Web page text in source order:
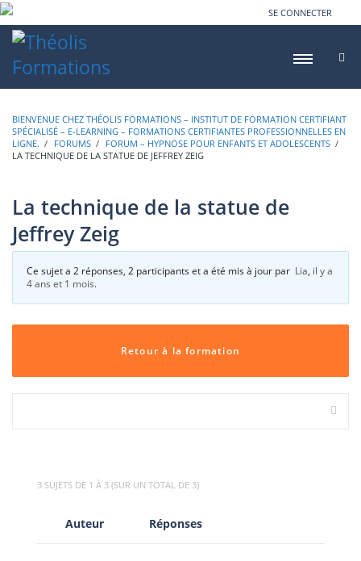
SE CONNECTER
BIENVENUE CHEZ THÉOLIS FORMATIONS – INSTITUT DE FORMATION CERTIFIANT
SPÉCIALISÉ – E-LEARNING – FORMATIONS CERTIFIANTES PROFESSIONNELLES EN
LIGNE.
FORUMS FORUM – HYPNOSE POUR ENFANTS ET ADOLESCENTS
LA TECHNIQUE DE LA STATUE DE JEFFREY ZEIG
La technique de la statue de
Jeffrey Zeig
Ce sujet a 2 réponses, 2 participants et a été mis à jour par Lia, il y a
4 ans et 1 mois.
Retour à la formation
3 SUJETS DE 1 À 3 (SUR UN TOTAL DE 3)
Auteur Réponses